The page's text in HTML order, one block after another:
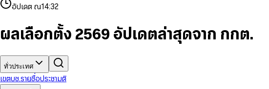
9 9
5
7
8
993
5
6
8
9
84
6
7
9
3
5
6
8
9
7
9
อัปเดต ณ14:32
ผลเลือกตั้ง 2569 อัปเดตล่าสุดจาก กกต.
ทั่วประเทศ
เขตบช.รายชื่อประชามติ